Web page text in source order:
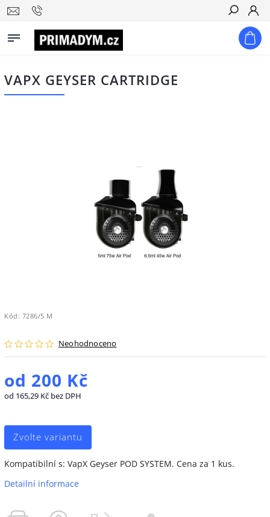
Hledat
VAPX GEYSER CARTRIDGE
Kód: 7286/5 M
Neohodnoceno
od 200 Kč
od 165,29 Kč bez DPH
Zvolte variantu
Kompatibilní s: VapX Geyser POD SYSTEM. Cena za 1 kus.
Detailní informace